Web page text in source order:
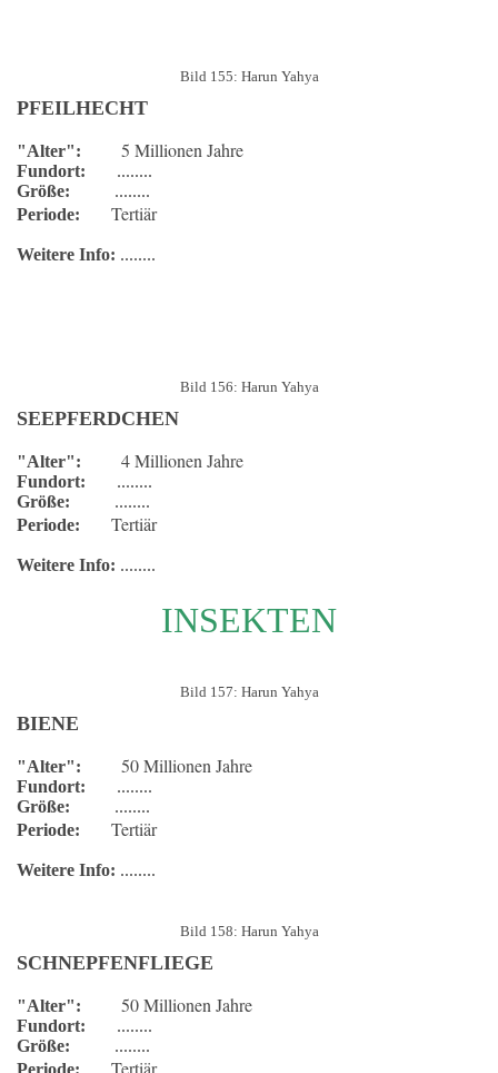
Bild 155: Harun Yahya
PFEILHECHT
"Alter": 5 Millionen Jahre
Fundort: ........
Größe: ........
Periode: Tertiär
Weitere Info: ........
Bild 156: Harun Yahya
SEEPFERDCHEN
"Alter": 4 Millionen Jahre
Fundort: ........
Größe: ........
Periode: Tertiär
Weitere Info: ........
INSEKTEN
Bild 157: Harun Yahya
BIENE
"Alter": 50 Millionen Jahre
Fundort: ........
Größe: ........
Periode: Tertiär
Weitere Info: ........
Bild 158: Harun Yahya
SCHNEPFENFLIEGE
"Alter": 50 Millionen Jahre
Fundort: ........
Größe: ........
Periode: Tertiär